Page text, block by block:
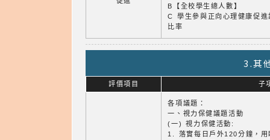
B【全校學生總人數】
C 學生參與正向心理健康促進
比率
3.其
評價項目 子
各項議題：
一、視力保健議題活動
(一) 視力保健活動:
1. 落實每日戶外120分鐘，